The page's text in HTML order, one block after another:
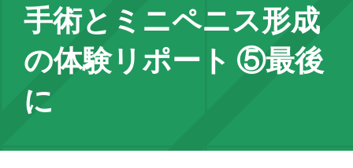
手術とミニペニス形成
の体験リポート ⑤最後
に